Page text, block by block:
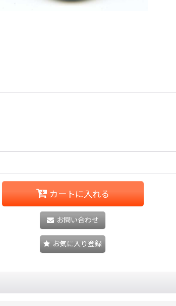
カートに入れる
お問い合わせ
お気に入り登録